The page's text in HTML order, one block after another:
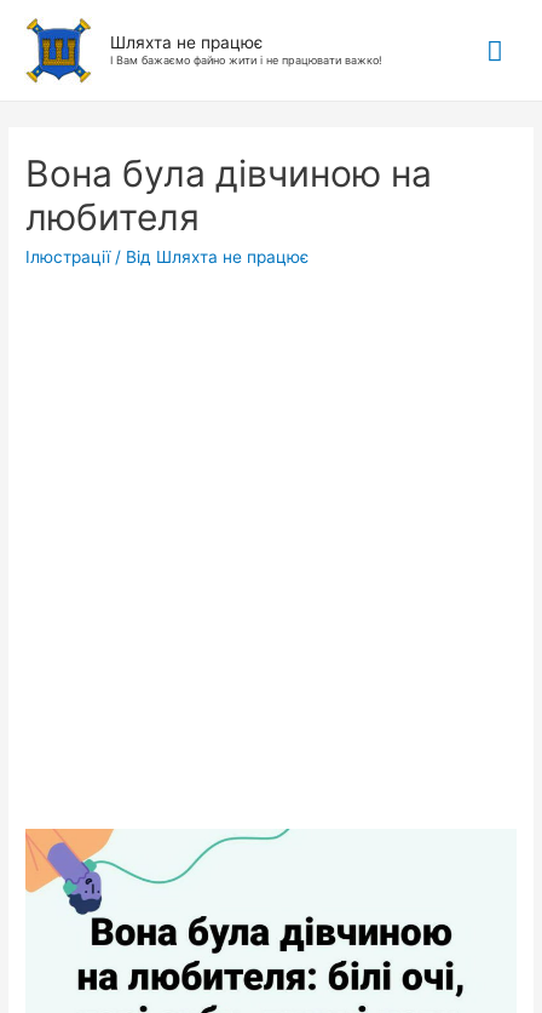
Шляхта не працює
І Вам бажаємо файно жити і не працювати важко!
Вона була дівчиною на
любителя
Ілюстрації/ Від Шляхта не працює